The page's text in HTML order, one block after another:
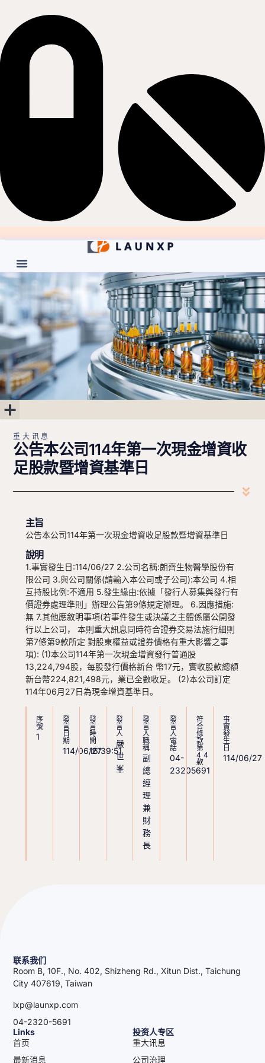
重大讯息
公告本公司114年第一次現金增資收
足股款暨增資基準日
序
號
1
發
言
日
期
114/06/27
發
言
時
間
16:39:51
發
言
人
嚴
世
峯
發
言
人
職
稱
副
總
經
理
兼
財
務
長
發
言
人
電
話
04-
23205691
符
合
條
款
第
44
款
事
實
發
生
日
114/06/27
主旨
公告本公司114年第一次現金增資收足股款暨增資基準日
說明
1.事實發生日:114/06/27 2.公司名稱:朗齊生物醫學股份有
限公司 3.與公司關係(請輸入本公司或子公司):本公司 4.相
互持股比例:不適用 5.發生緣由:依據「發行人募集與發行有
價證券處理準則」辦理公告第9條規定辦理。 6.因應措施:
無 7.其他應敘明事項(若事件發生或決議之主體係屬公開發
行以上公司， 本則重大訊息同時符合證券交易法施行細則
第7條第9款所定 對股東權益或證券價格有重大影響之事
項): (1)本公司114年第一次現金增資發行普通股
13,224,794股，每股發行價格新台 幣17元，實收股款總額
新台幣224,821,498元，業已全數收足。 (2)本公司訂定
114年06月27日為現金增資基準日。
Links
首页
最新消息
投资人专区
重大讯息
公司治理
联系我们
Room B, 10F., No. 402, Shizheng Rd., Xitun Dist., Taichung
City 407619, Taiwan
lxp@launxp.com
04-2320-5691